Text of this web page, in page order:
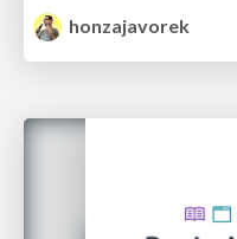
honzajavorek